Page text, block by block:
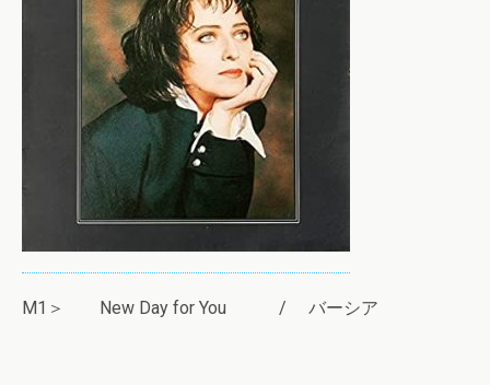
M1＞ New Day for You / バーシア